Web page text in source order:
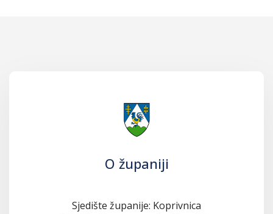
O županiji
Sjedište županije: Koprivnica